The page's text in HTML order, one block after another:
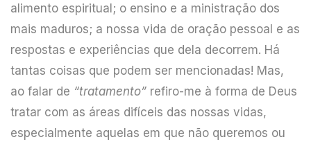
alimento espiritual; o ensino e a ministração dos
mais maduros; a nossa vida de oração pessoal e as
respostas e experiências que dela decorrem. Há
tantas coisas que podem ser mencionadas! Mas,
ao falar de “tratamento” refiro-me à forma de Deus
tratar com as áreas difíceis das nossas vidas,
especialmente aquelas em que não queremos ou